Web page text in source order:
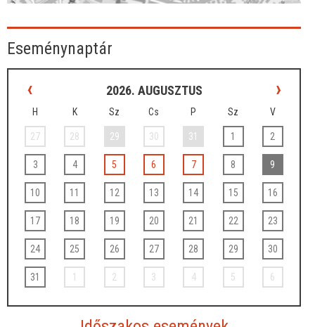
Eseménynaptár
‹ 2026. AUGUSZTUS ›
H K Sz Cs P Sz V
27 28 29 30 31 1 2
3 4 5 6 7 8 9
10 11 12 13 14 15 16
17 18 19 20 21 22 23
24 25 26 27 28 29 30
31 1 2 3 4 5 6